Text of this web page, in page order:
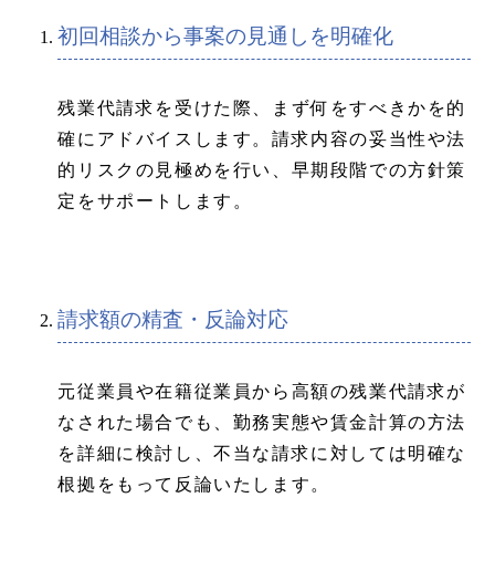
初回相談から事案の見通しを明確化
残業代請求を受けた際、まず何をすべきかを的
確にアドバイスします。請求内容の妥当性や法
的リスクの見極めを行い、早期段階での方針策
定をサポートします。
請求額の精査・反論対応
元従業員や在籍従業員から高額の残業代請求が
なされた場合でも、勤務実態や賃金計算の方法
を詳細に検討し、不当な請求に対しては明確な
根拠をもって反論いたします。